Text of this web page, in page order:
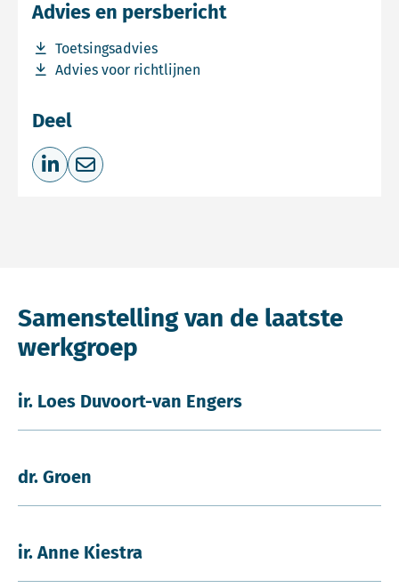
Advies en persbericht
Toetsingsadvies
Download bestand Toetsingsadvies
Advies voor richtlijnen
Download bestand Advies voor richtlijnen
Deel
Deel op LinkedIn
Deel via e-mail
Samenstelling van de laatste
werkgroep
ir. Loes Duvoort-van Engers
dr. Groen
ir. Anne Kiestra